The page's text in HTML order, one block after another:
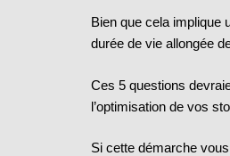
Bien que cela implique
durée de vie allongée
Ces 5 questions
l’optimisation de vos
Si cette démarche